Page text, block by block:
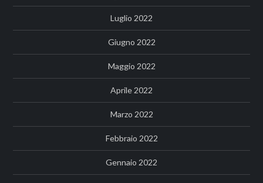
Luglio 2022
Giugno 2022
Maggio 2022
Aprile 2022
Marzo 2022
Febbraio 2022
Gennaio 2022